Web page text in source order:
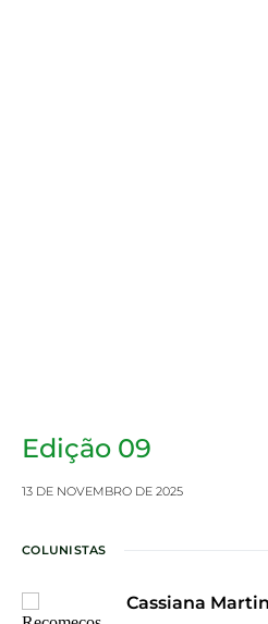
Edição 09
13 DE NOVEMBRO DE 2025
COLUNISTAS
Cassiana